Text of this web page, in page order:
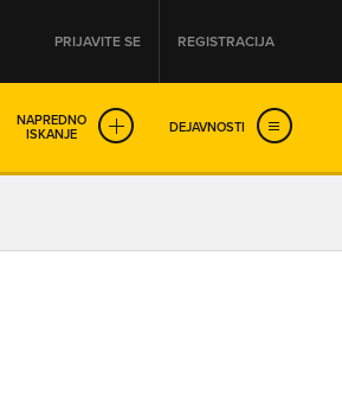
PRIJAVITE SE REGISTRACIJA
NAPREDNO
ISKANJE DEJAVNOSTI